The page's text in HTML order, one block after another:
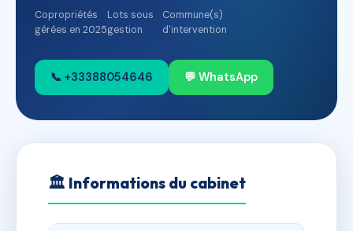
Copropriétés
gérées en 2025
Lots sous
gestion
Commune(s)
d'intervention
📞 +33388054646 💬 WhatsApp
🏛 Informations du cabinet